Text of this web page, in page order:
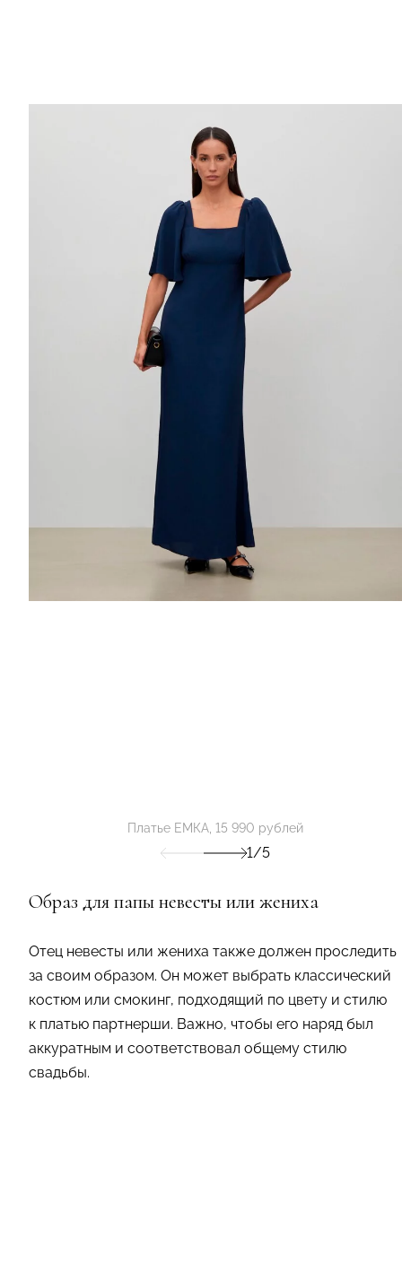
Платье ЕМКА, 15 990 рублей
1/5
Образ для папы невесты или жениха
Отец невесты или жениха также должен проследить
за своим образом. Он может выбрать классический
костюм или смокинг, подходящий по цвету и стилю
к платью партнерши. Важно, чтобы его наряд был
аккуратным и соответствовал общему стилю
свадьбы.